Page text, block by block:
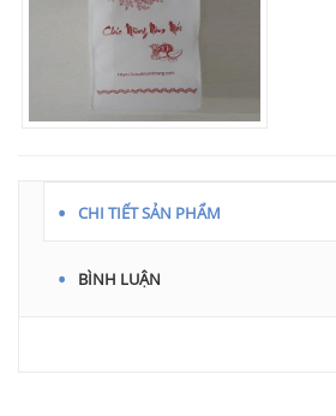
CHI TIẾT SẢN PHẨM
BÌNH LUẬN